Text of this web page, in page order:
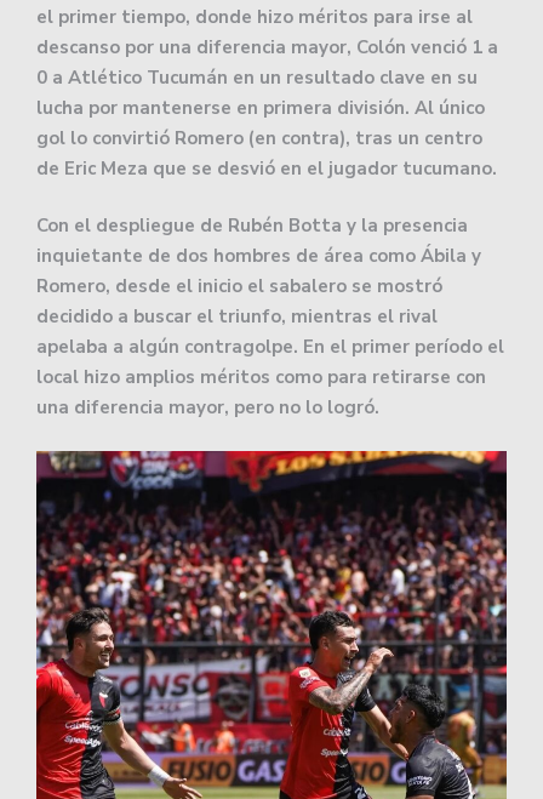
el primer tiempo, donde hizo méritos para irse al
descanso por una diferencia mayor, Colón venció 1 a
0 a Atlético Tucumán en un resultado clave en su
lucha por mantenerse en primera división. Al único
gol lo convirtió Romero (en contra), tras un centro
de Eric Meza que se desvió en el jugador tucumano.
Con el despliegue de Rubén Botta y la presencia
inquietante de dos hombres de área como Ábila y
Romero, desde el inicio el sabalero se mostró
decidido a buscar el triunfo, mientras el rival
apelaba a algún contragolpe. En el primer período el
local hizo amplios méritos como para retirarse con
una diferencia mayor, pero no lo logró.